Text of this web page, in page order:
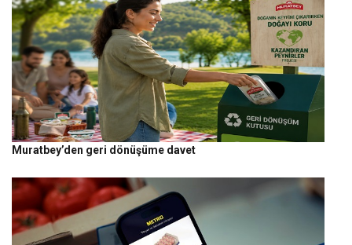
Muratbey’den geri dönüşüme davet